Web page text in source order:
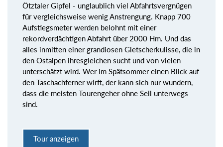
Ötztaler Gipfel - unglaublich viel Abfahrtsvergnügen
für vergleichsweise wenig Anstrengung. Knapp 700
Aufstiegsmeter werden belohnt mit einer
rekordverdächtigen Abfahrt über 2000 Hm. Und das
alles inmitten einer grandiosen Gletscherkulisse, die in
den Ostalpen ihresgleichen sucht und von vielen
unterschätzt wird. Wer im Spätsommer einen Blick auf
den Taschachferner wirft, der kann sich nur wundern,
dass die meisten Tourengeher ohne Seil unterwegs
sind.
Tour anzeigen